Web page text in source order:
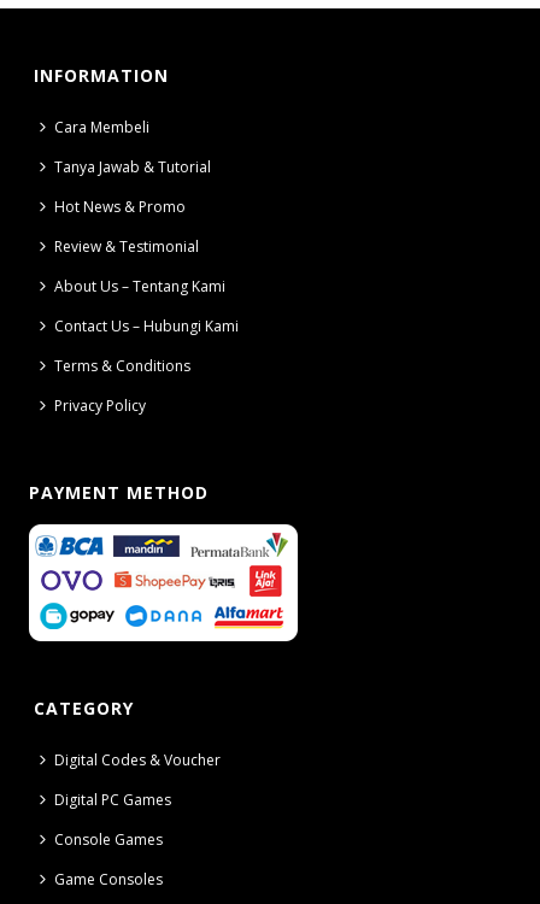
INFORMATION
Cara Membeli
Tanya Jawab & Tutorial
Hot News & Promo
Review & Testimonial
About Us – Tentang Kami
Contact Us – Hubungi Kami
Terms & Conditions
Privacy Policy
PAYMENT METHOD
CATEGORY
Digital Codes & Voucher
Digital PC Games
Console Games
Game Consoles